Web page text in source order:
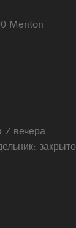
Menton
7 вечера
закрыто